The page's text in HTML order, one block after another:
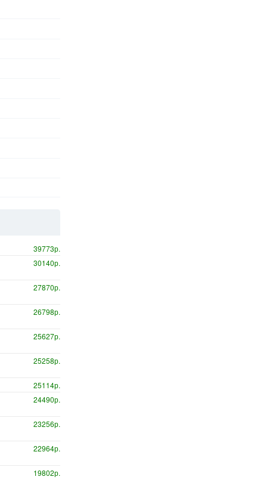
39773р.
30140р.
27870р.
26798р.
25627р.
25258р.
25114р.
24490р.
23256р.
22964р.
19802р.